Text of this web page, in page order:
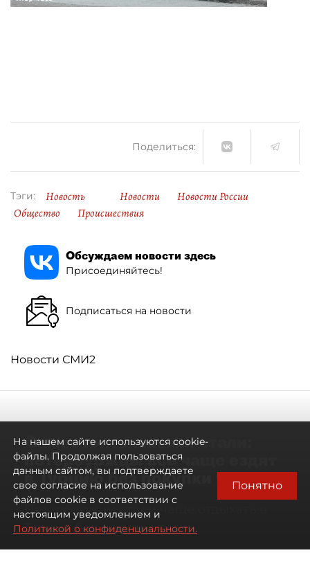
Поделиться:
Тэги: Новость Новости
Новости России
Общество
Происшествия
Обсуждаем новости здесь
Присоединяйтесь!
Подписаться на новости
Новости СМИ2
Самостоятельными стали:
петербуржцы всё чаще ездят
в Турцию без покупки туров
Петербуржцы стали чаще отдыхать в
Турции без покупки туров
На нашем сайте используются cookie-
файлы. Продолжая пользоваться
данным сайтом, вы подтверждаете
свое согласие на использование
файлов cookie в соответствии с
настоящим уведомлением и
Политикой о конфиденциальности.
Понятно